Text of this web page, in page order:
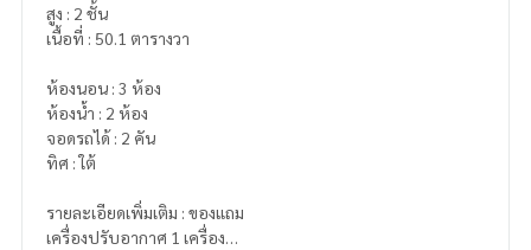
สูง : 2 ชั้น
เนื้อที่ : 50.1 ตารางวา
ห้องนอน : 3 ห้อง
ห้องน้ำ : 2 ห้อง
จอดรถได้ : 2 คัน
ทิศ : ใต้
รายละเอียดเพิ่มเติม : ของแถม
เครื่องปรับอากาศ 1 เครื่อง